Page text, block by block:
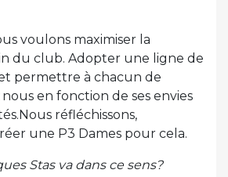
voulons maximiser la
du club. Adopter une ligne de
permettre à chacun de
en fonction de ses envies
réfléchissons,
une P3 Dames pour cela.
Stas va dans ce sens?